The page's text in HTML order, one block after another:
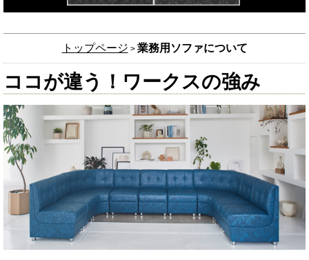
トップページ > 業務用ソファについて
ココが違う！ワークスの強み